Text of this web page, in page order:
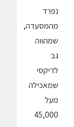
נפרד
מהמסעדה,
שמהווה
גב
לדיקסי
שמאכילה
מעל
45,000